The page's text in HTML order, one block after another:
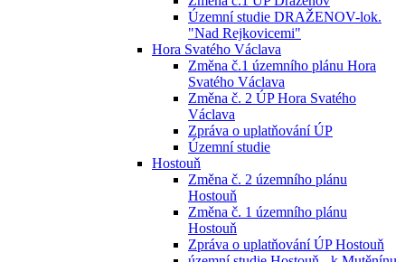
Územní studie DRAŽENOV-lok.
"Nad Rejkovicemi"
Hora Svatého Václava
Změna č.1 územního plánu Hora
Svatého Václava
Změna č. 2 ÚP Hora Svatého
Václava
Zpráva o uplatňování ÚP
Územní studie
Hostouň
Změna č. 2 územního plánu
Hostouň
Změna č. 1 územního plánu
Hostouň
Zpráva o uplatňování ÚP Hostouň